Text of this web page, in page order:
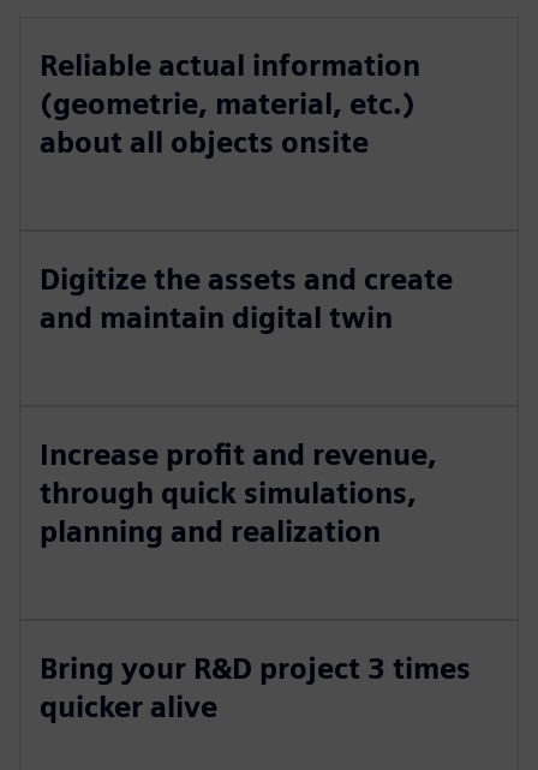
Reliable actual information
(geometrie, material, etc.)
about all objects onsite
Digitize the assets and create
and maintain digital twin
Increase profit and revenue,
through quick simulations,
planning and realization
Bring your R&D project 3 times
quicker alive